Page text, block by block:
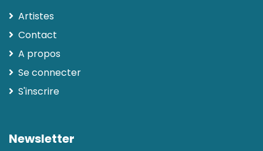
Artistes
Contact
A propos
Se connecter
S'inscrire
Newsletter